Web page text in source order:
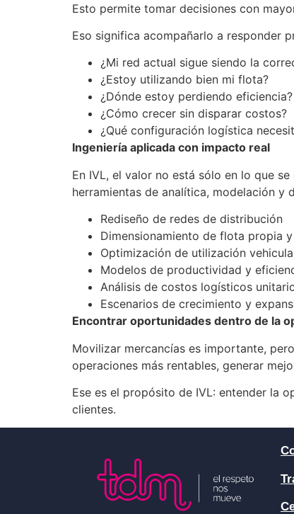
Esto permite tomar decisiones con
Eso significa acompañarlo a responder
¿Mi red actual sigue siendo la
¿Estoy utilizando bien mi flota?
¿Dónde estoy perdiendo eficiencia?
¿Cómo crecer sin disparar costos?
¿Qué configuración logística
Ingeniería aplicada con impacto real
En IVL, el valor no está sólo en lo que
herramientas de analítica, modelación
Rediseño de redes de distribución
Dimensionamiento de flota propia
Optimización de utilización
Modelos de productividad y
Análisis de costos logísticos
Escenarios de crecimiento y
Encontrar oportunidades dentro de la
Movilizar mercancías es importante,
operaciones más rentables, generar
Ese es el propósito de IVL: entender la
clientes.